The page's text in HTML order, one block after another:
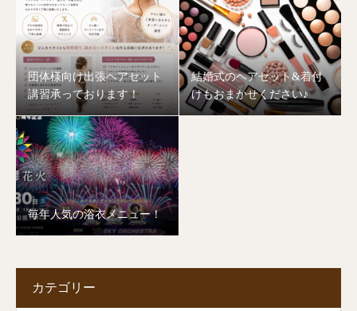
団体様向け出張ヘアセット
講習承っております！
結婚式のヘアセット&着付
けもおまかせください♪
毎年人気の浴衣メニュー！
カテゴリー